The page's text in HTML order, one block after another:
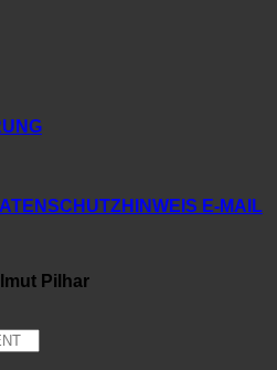
E-MAIL
Pilhar